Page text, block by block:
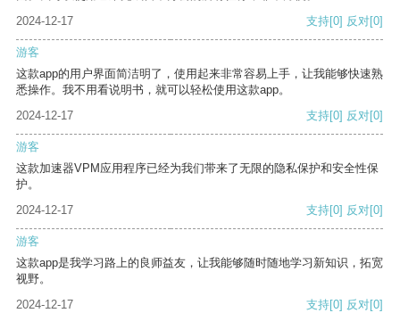
2024-12-17
支持[0] 反对[0]
游客
这款app的用户界面简洁明了，使用起来非常容易上手，让我能够快速熟
悉操作。我不用看说明书，就可以轻松使用这款app。
2024-12-17
支持[0] 反对[0]
游客
这款加速器VPM应用程序已经为我们带来了无限的隐私保护和安全性保
护。
2024-12-17
支持[0] 反对[0]
游客
这款app是我学习路上的良师益友，让我能够随时随地学习新知识，拓宽
视野。
2024-12-17
支持[0] 反对[0]